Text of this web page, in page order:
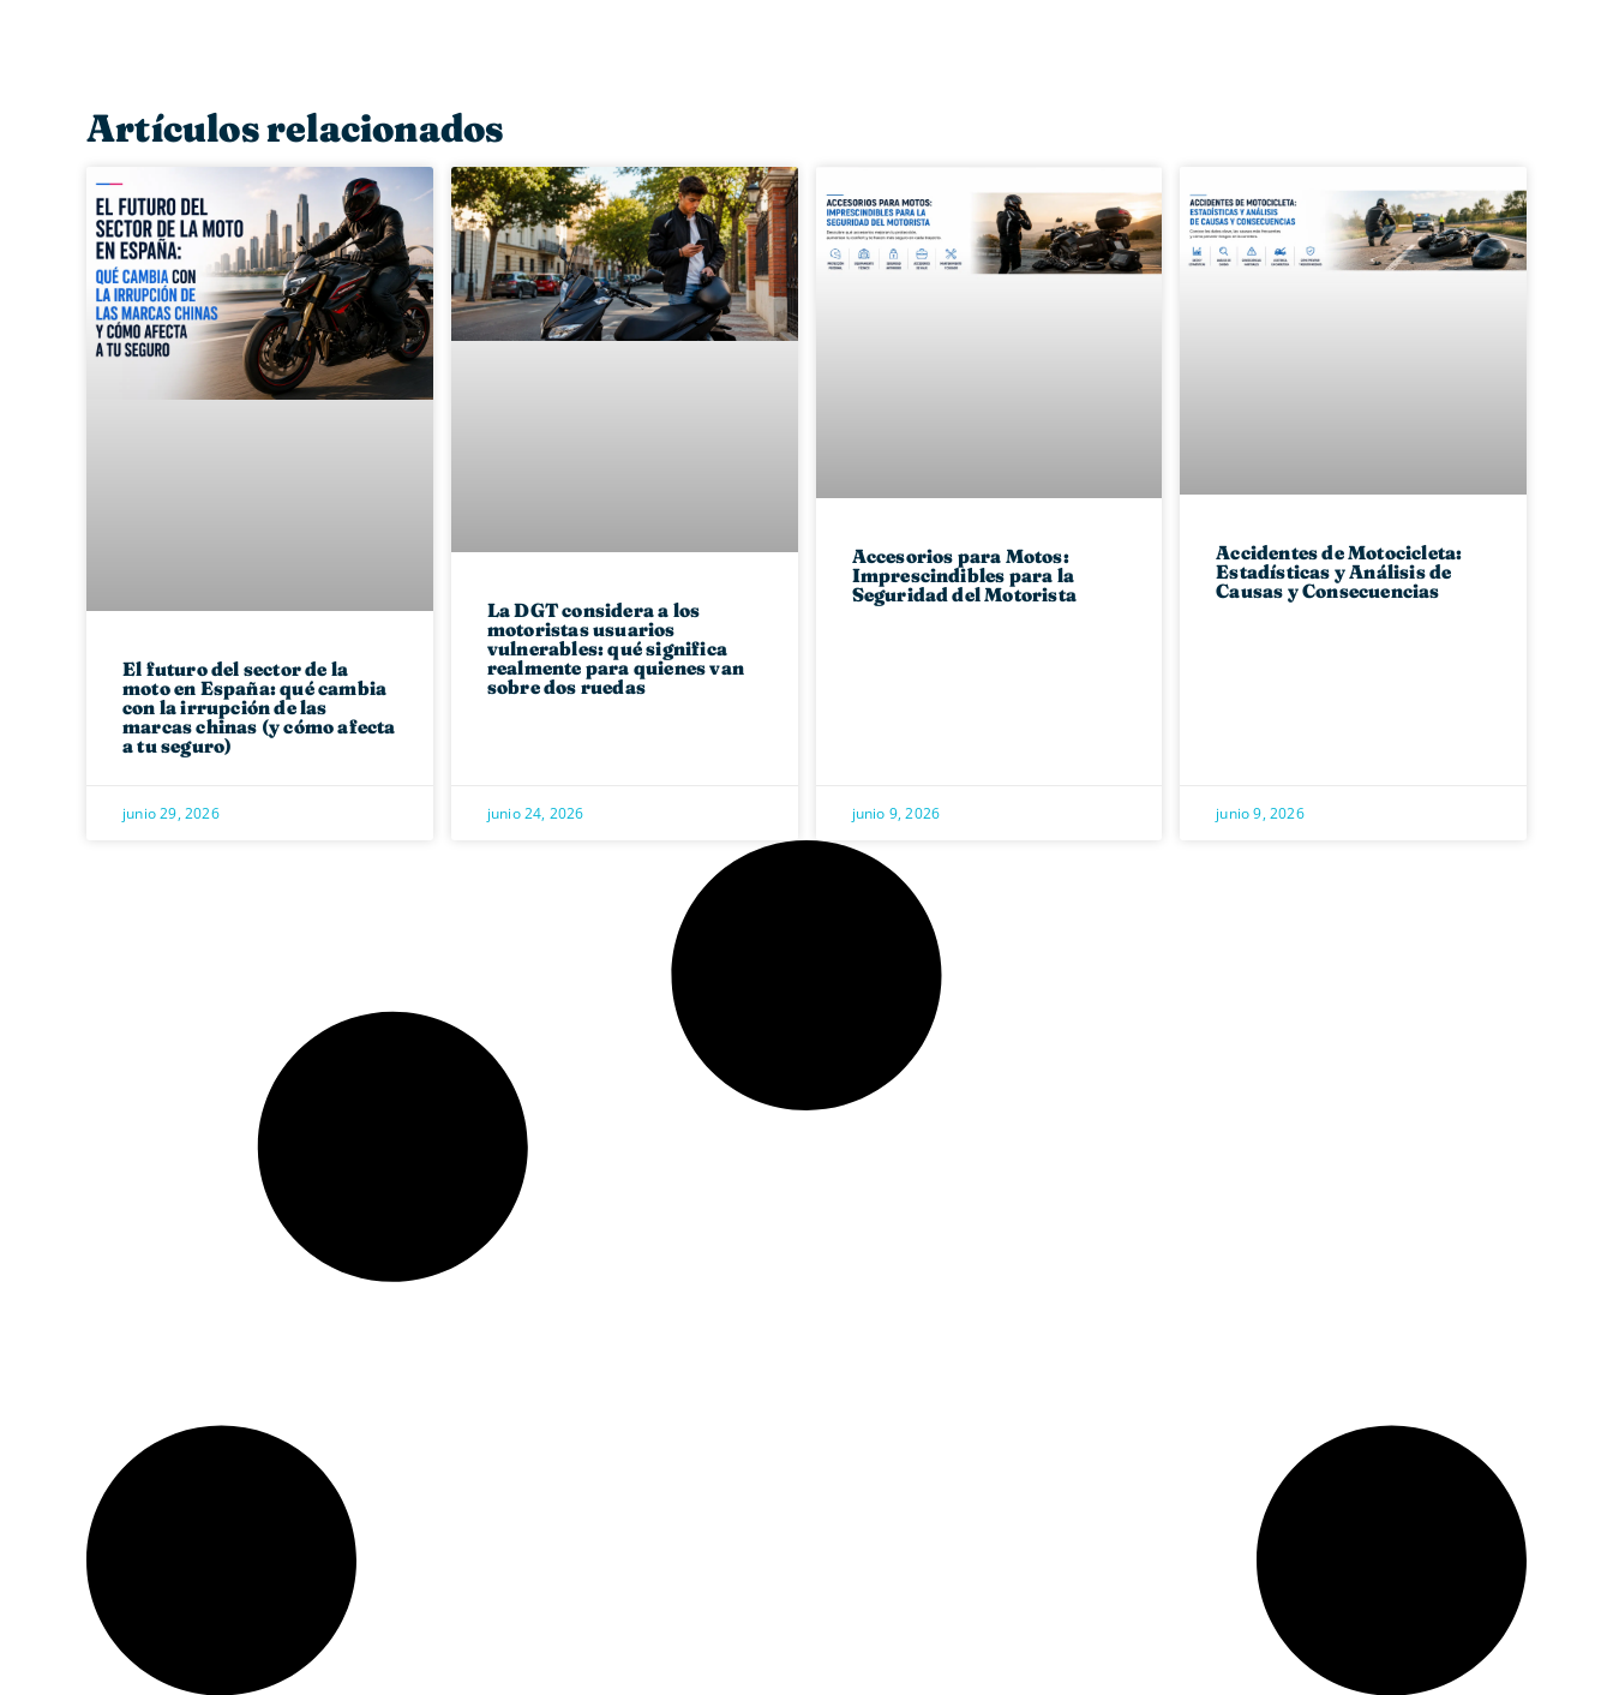
Artículos relacionados
El futuro del sector de la
moto en España: qué cambia
con la irrupción de las
marcas chinas (y cómo afecta
a tu seguro)
junio 29, 2026
La DGT considera a los
motoristas usuarios
vulnerables: qué significa
realmente para quienes van
sobre dos ruedas
junio 24, 2026
Accesorios para Motos:
Imprescindibles para la
Seguridad del Motorista
junio 9, 2026
Accidentes de Motocicleta:
Estadísticas y Análisis de
Causas y Consecuencias
junio 9, 2026